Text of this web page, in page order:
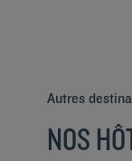
Autres
NOS